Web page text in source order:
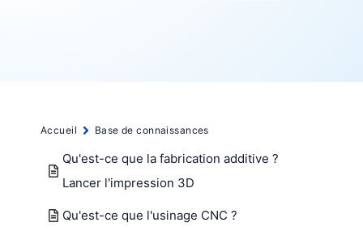
Accueil Base de connaissances
Qu'est-ce que la fabrication additive ?
Lancer l'impression 3D
Qu'est-ce que l'usinage CNC ?